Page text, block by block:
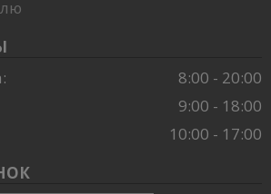
8:00 - 20:00
9:00 - 18:00
10:00 - 17:00